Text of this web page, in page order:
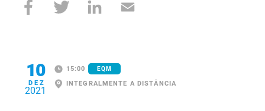
10
DEZ
2021
15:00 EQM
INTEGRALMENTE A DISTÂNCIA